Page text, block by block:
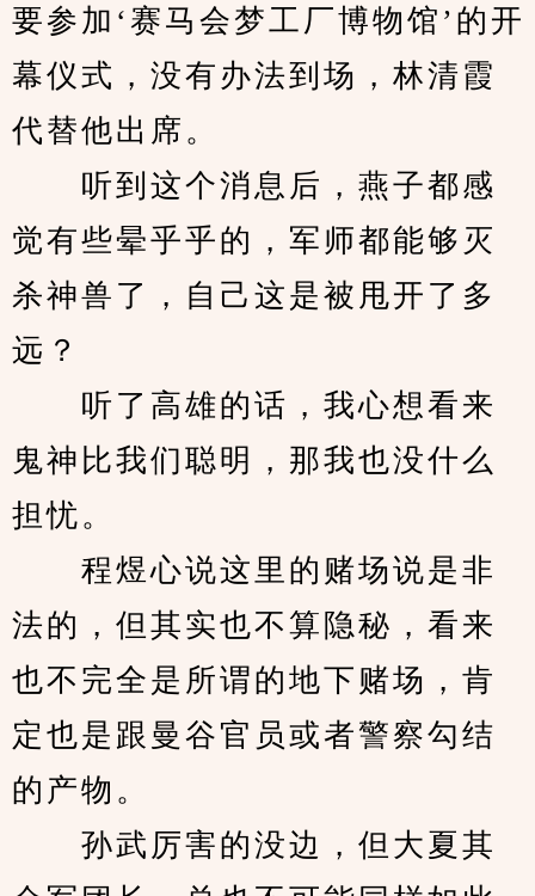
要参加‘赛马会梦工厂博物馆’的开
幕仪式，没有办法到场，林清霞
代替他出席。
听到这个消息后，燕子都感
觉有些晕乎乎的，军师都能够灭
杀神兽了，自己这是被甩开了多
远？
听了高雄的话，我心想看来
鬼神比我们聪明，那我也没什么
担忧。
程煜心说这里的赌场说是非
法的，但其实也不算隐秘，看来
也不完全是所谓的地下赌场，肯
定也是跟曼谷官员或者警察勾结
的产物。
孙武厉害的没边，但大夏其